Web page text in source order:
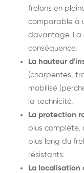
frelons en
comparable à
davantage. La
conséquence.
La hauteur
(charpentes,
mobilisé
la technicité.
La protection
plus complète,
plus long du
résistants.
La localisation